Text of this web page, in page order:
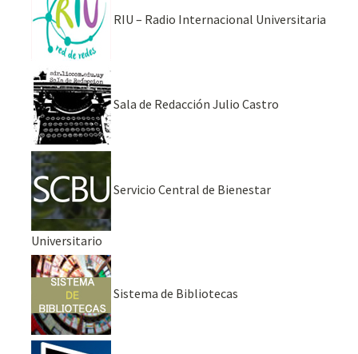
RIU – Radio Internacional Universitaria
Sala de Redacción Julio Castro
Servicio Central de Bienestar
Universitario
Sistema de Bibliotecas